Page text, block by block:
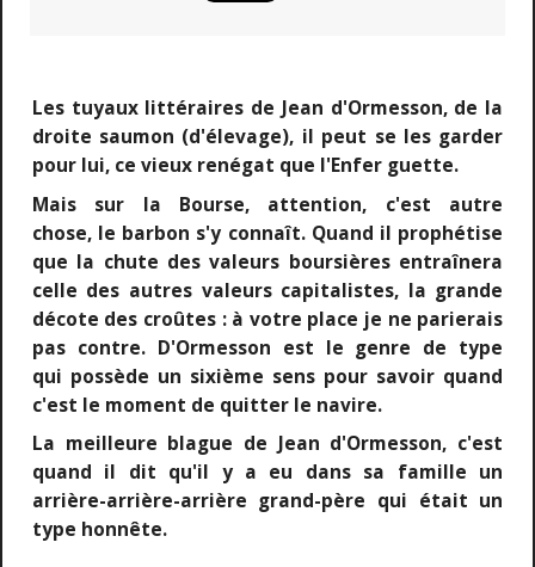
Les tuyaux littéraires de Jean d'Ormesson, de la
droite saumon (d'élevage), il peut se les garder
pour lui, ce vieux renégat que l'Enfer guette.
Mais sur la Bourse, attention, c'est autre
chose, le barbon s'y connaît. Quand il prophétise
que la chute des valeurs boursières entraînera
celle des autres valeurs capitalistes, la grande
décote des croûtes : à votre place je ne parierais
pas contre. D'Ormesson est le genre de type
qui possède un sixième sens pour savoir quand
c'est le moment de quitter le navire.
La meilleure blague de Jean d'Ormesson, c'est
quand il dit qu'il y a eu dans sa famille un
arrière-arrière-arrière grand-père qui était un
type honnête.